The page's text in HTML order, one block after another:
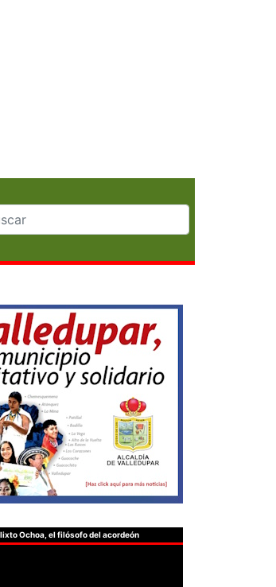
Ochoa, el filósofo del acordeón